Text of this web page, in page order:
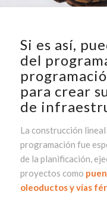
Si es así,
del
para crear
de
La construcción
programación fue
de la planificación,
proyectos como
oleoductos y vías